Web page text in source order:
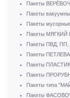
Пакеты
Пакеты
Пакеты
Пакеты МЯГКИЙ
Пакеты ПВД, ПП,
Пакеты
Пакеты
Пакеты
Пакеты типа
Пакеты